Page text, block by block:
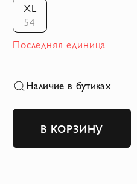
XL
54
Последняя единица
Наличие в бутиках
В КОРЗИНУ